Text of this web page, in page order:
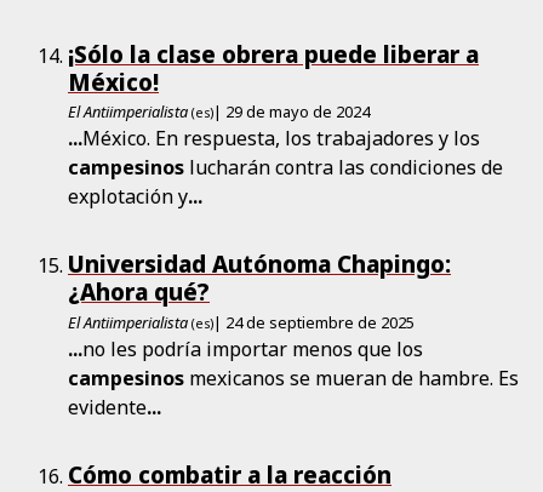
¡Sólo la clase obrera puede liberar a
México!
El Antiimperialista (es)| 29 de mayo de 2024
...México. En respuesta, los trabajadores y los
campesinos lucharán contra las condiciones de
explotación y...
Universidad Autónoma Chapingo:
¿Ahora qué?
El Antiimperialista (es)| 24 de septiembre de 2025
...no les podría importar menos que los
campesinos mexicanos se mueran de hambre. Es
evidente...
Cómo combatir a la reacción